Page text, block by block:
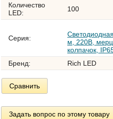
Количество
LED:
100
Серия:
м, 220В,
колпачок,
Бренд:
Rich LED
Сравнить
Задать вопрос по этому товару